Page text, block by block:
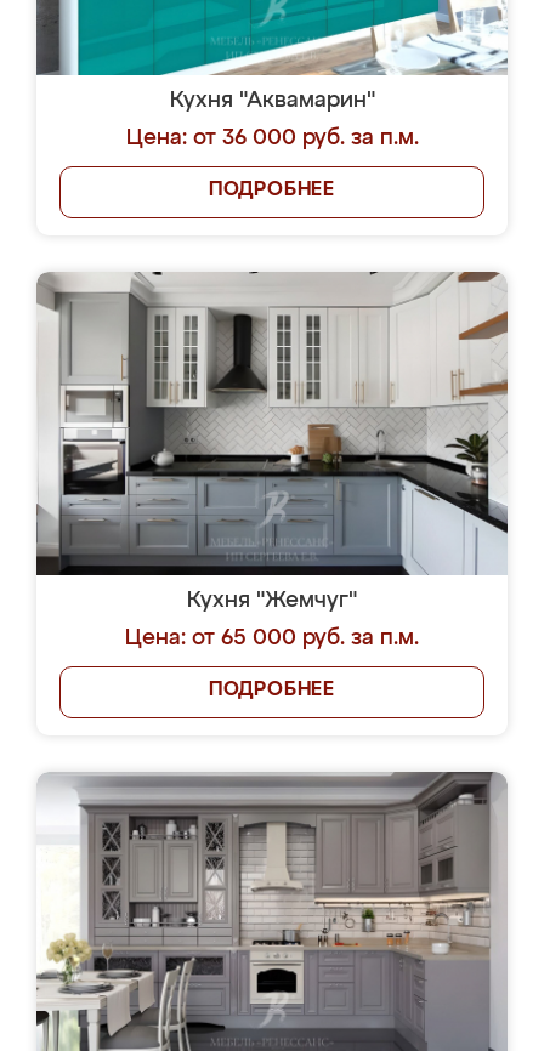
Кухня "Аквамарин"
Цена: от 36 000 руб. за п.м.
ПОДРОБНЕЕ
Кухня "Жемчуг"
Цена: от 65 000 руб. за п.м.
ПОДРОБНЕЕ